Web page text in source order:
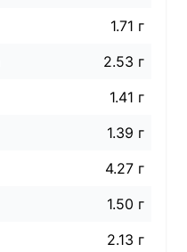
1.71 г
2.53 г
1.41 г
1.39 г
4.27 г
1.50 г
2.13 г